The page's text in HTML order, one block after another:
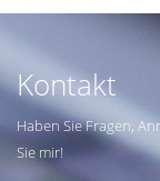
Kontakt
Haben Sie Fragen,
Sie mir!